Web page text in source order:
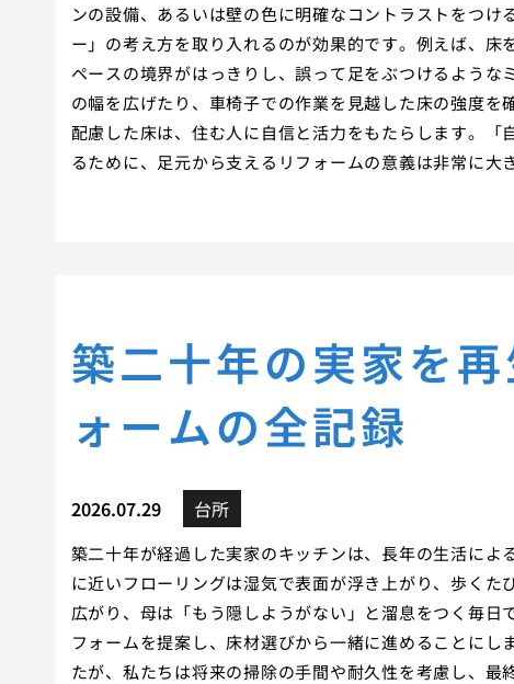
ンの設備、あるいは壁の色に明確なコントラストをつ
ー」の考え方を取り入れるのが効果的です。例えば、
ペースの境界がはっきりし、誤って足をぶつけるよう
の幅を広げたり、車椅子での作業を見越した床の強度
配慮した床は、住む人に自信と活力をもたらします。
るために、足元から支えるリフォームの意義は非常に大
築二十年の実家を
ォームの全記録
2026.07.29 台所
築二十年が経過した実家のキッチンは、長年の生活に
に近いフローリングは湿気で表面が浮き上がり、歩く
広がり、母は「もう隠しようがない」と溜息をつく毎
フォームを提案し、床材選びから一緒に進めることに
たが、私たちは将来の掃除の手間や耐久性を考慮し、